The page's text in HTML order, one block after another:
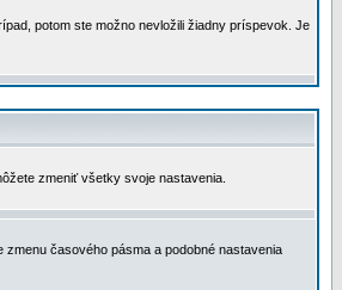
potom ste možno nevložili žiadny príspevok. Je
zmeniť všetky svoje nastavenia.
časového pásma a podobné nastavenia